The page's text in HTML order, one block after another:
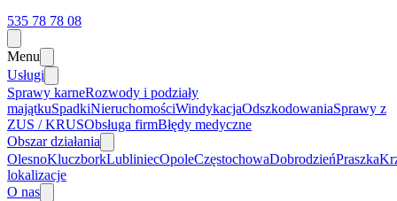
535 78 78 08
Menu
Usługi
Sprawy karneRozwody i podziały
majątkuSpadkiNieruchomościWindykacjaOdszkodowaniaSprawy z
ZUS / KRUSObsługa firmBłędy medyczne
Obszar działania
OlesnoKluczborkLubliniecOpoleCzęstochowaDobrodzieńPraszka
lokalizacje
O nas